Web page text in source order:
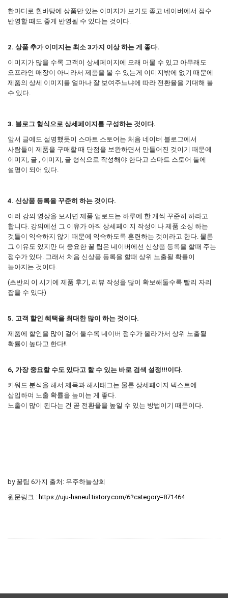
한마디로 흰바탕에 상품만 있는 이미지가 보기도 좋고 네이버에서 점수
반영할 때도 좋게 반영될 수 있다는 것이다.
2. 상품 추가 이미지는 최소 3가지 이상 하는 게 좋다.
이미지가 많을 수록 고객이 상세페이지에 오래 머물 수 있고 아무래도
오프라인 매장이 아니라서 제품을 볼 수 있는게 이미지밖에 없기 때문에
제품의 상세 이미지를 얼마나 잘 보여주느냐에 따라 전환율을 기대해 볼
수 있다.
3. 블로그 형식으로 상세페이지를 구성하는 것이다.
앞서 글에도 설명했듯이 스마트 스토어는 처음 네이버 블로그에서
사람들이 제품을 구매할 때 단점을 보완하면서 만들어진 것이기 때문에
이미지, 글 , 이미지, 글 형식으로 작성해야 한다고 스마트 스토어 툴에
설명이 되어 있다.
4. 신상품 등록을 꾸준히 하는 것이다.
여러 강의 영상을 보시면 제품 업로드는 하루에 한 개씩 꾸준히 하라고
합니다. 강의에선 그 이유가 아직 상세페이지 작성이나 제품 소싱 하는
것들이 익숙하지 않기 때문에 익숙하도록 훈련하는 것이라고 한다. 물론
그 이유도 있지만 더 중요한 꿀 팁은 네이버에선 신상품 등록을 할때 주는
점수가 있다. 그래서 처음 신상품 등록을 할때 상위 노출될 확률이
높아지는 것이다.
(초반의 이 시기에 제품 후기, 리뷰 작성을 많이 확보해둘수록 빨리 자리
잡을 수 있다)
5. 고객 할인 혜택을 최대한 많이 하는 것이다.
제품에 할인을 많이 걸어 둘수록 네이버 점수가 올라가서 상위 노출될
확률이 높다고 한다!!
6, 가장 중요할 수도 있다고 할 수 있는 바로 검색 설정!!!이다.
키워드 분석을 해서 제목과 해시태그는 물론 상세페이지 텍스트에
삽입하여 노출 확률을 높이는 게 좋다.
노출이 많이 된다는 건 곧 전환율을 높일 수 있는 방법이기 때문이다.
by 꿀팀 6가지 출처: 우주하늘상회
원문링크 : https://uju-haneul.tistory.com/6?category=871464